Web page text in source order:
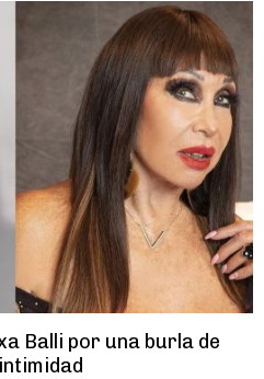
Balli por una burla de